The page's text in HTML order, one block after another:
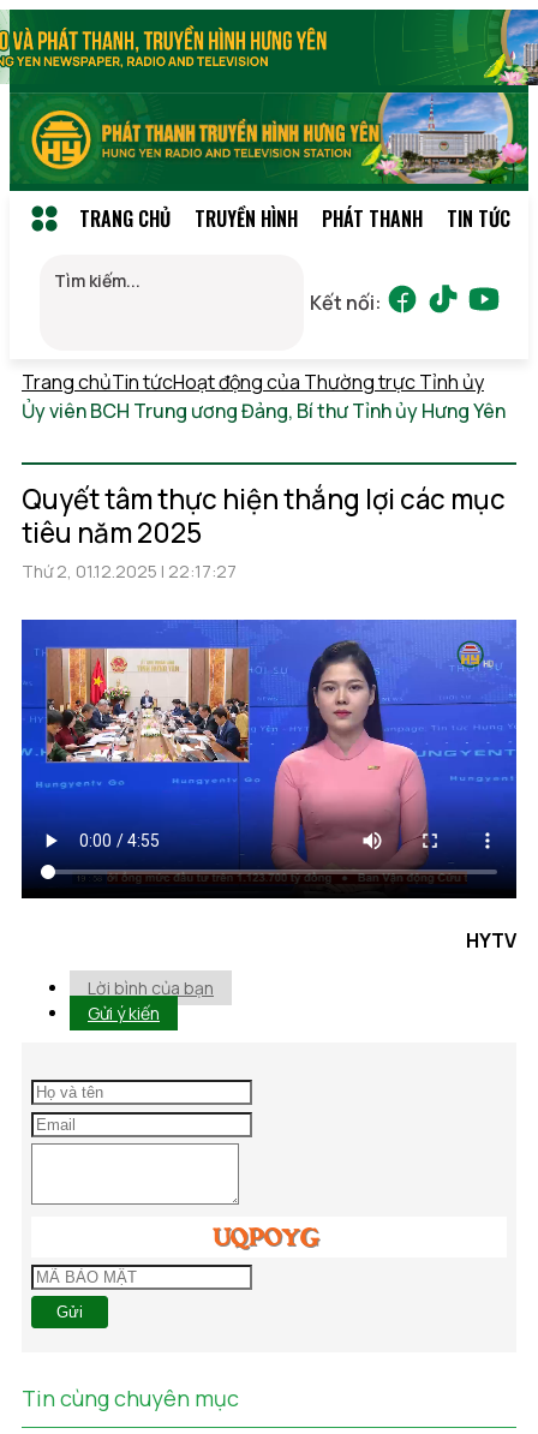
TRANG CHỦ TRUYỀN HÌNH PHÁT THANH TIN TỨC
Kết nối:
Trang chủTin tứcHoạt động của Thường trực Tỉnh ủy
Ủy viên BCH Trung ương Đảng, Bí thư Tỉnh ủy Hưng Yên
Quyết tâm thực hiện thắng lợi các mục
tiêu năm 2025
Thứ 2, 01.12.2025 | 22:17:27
HYTV
Lời bình của bạn
Gửi ý kiến
Gửi
Tin cùng chuyên mục